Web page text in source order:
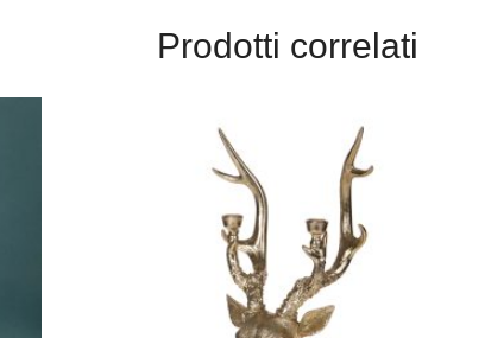
Prodotti correlati